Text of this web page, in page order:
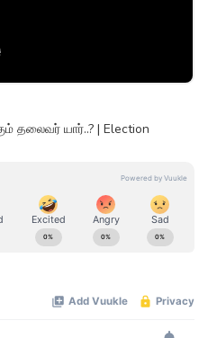
தலைவர் யார்..? | Election